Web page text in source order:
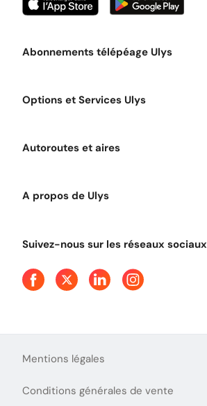
Abonnements télépéage Ulys
Options et Services Ulys
Autoroutes et aires
A propos de Ulys
Presse
Suivez-nous sur les réseaux sociaux
Mentions légales
Conditions générales de vente